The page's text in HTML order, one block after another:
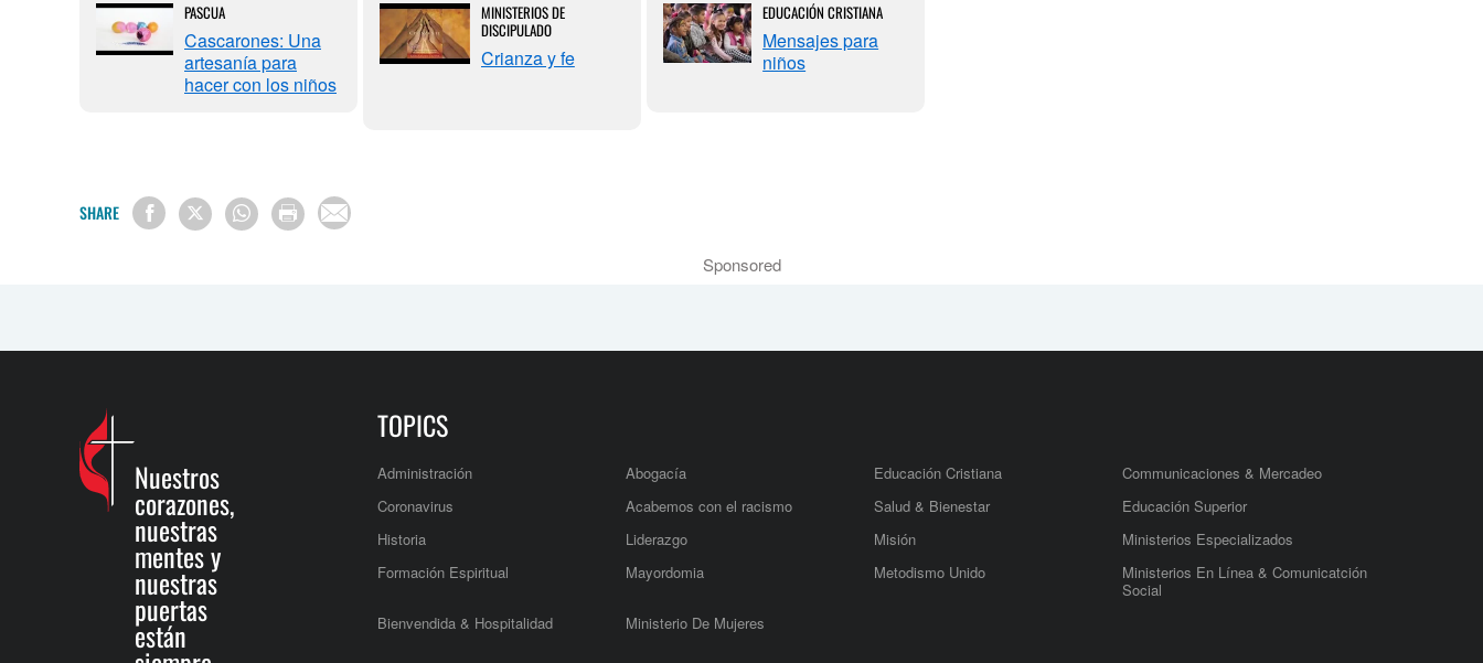
PASCUA
Cascarones: Una
artesanía para
hacer con los niños
MINISTERIOS DE
DISCIPULADO
Crianza y fe
EDUCACIÓN CRISTIANA
Mensajes para
niños
SHARE
Sponsored
Nuestros
corazones,
nuestras
mentes y
nuestras
puertas
están
TOPICS
Administración Abogacía Educación Cristiana
Communicaciones & Mercadeo
Coronavirus
Acabemos con el racismo Salud & Bienestar
Educación Superior
Historia
Liderazgo Misión
Ministerios Especializados
Formación Espiritual
Mayordomia Metodismo Unido
Ministerios En Línea & Comunicatción
Social
Bienvendida & Hospitalidad
Ministerio De Mujeres